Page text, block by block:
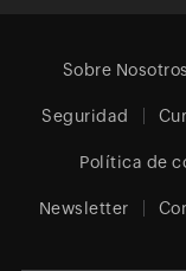
Sobre Nosotros
Seguridad
Política de
Newsletter